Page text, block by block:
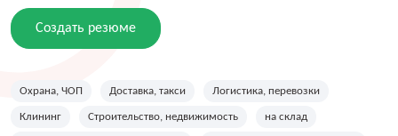
Создать резюме
Охрана, ЧОП Доставка, такси Логистика, перевозки
Клининг Строительство, недвижимость на склад